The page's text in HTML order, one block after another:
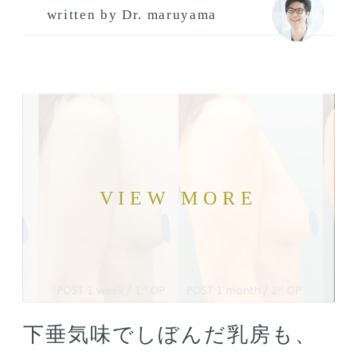
written by Dr. maruyama
下垂気味でしぼんだ乳房も、